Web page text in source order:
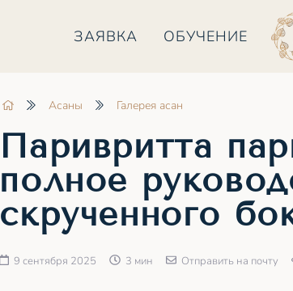
ЗАЯВКА ОБУЧЕНИЕ
Асаны Галерея асан
Паривритта
полное
скрученного
9 сентября 2025 3 мин Отправить на почту